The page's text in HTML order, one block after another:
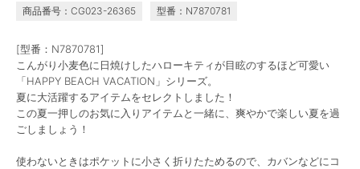
商品番号：CG023-26365 型番：N7870781
[型番：N7870781]
こんがり小麦色に日焼けしたハローキティが目眩のするほど可愛い
「HAPPY BEACH VACATION」シリーズ。
夏に大活躍するアイテムをセレクトしました！
この夏一押しのお気に入りアイテムと一緒に、爽やかで楽しい夏を過
ごしましょう！
使わないときはポケットに小さく折りたためるので、カバンなどにコ